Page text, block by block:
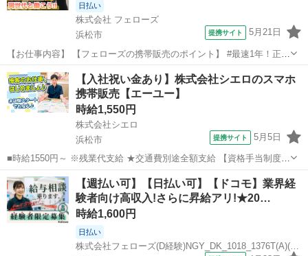
日払い
株式会社 フェローズ
浜松市
提携サイト 5月21日
【お仕事内容】 【フェローズの携帯販売のポイント】 #最速1年！正社
員登用の実績多数 #年間50人以上！大企業への直接雇用 ☆－－－－★
－－－－☆－－－－★－－－－☆ ◎昇給・キャリアアップ実例 ・入社
1年目(25歳)：ス...
静岡 浜松市 携帯ショップ
【入社祝い金あり】株式会社シエロのスマホ
携帯販売【エーユー】
時給1,550円
株式会社シエロ
浜松市
提携サイト 5月5日
■時給1550円～ ※残業代支給 ★交通費別途全額支給 【資格手当制度】
au資格取得で5200～11400円/月支給 家電アドバイザー資格をお持ちの
方はグレードに合わせて2500～5000円/月支給 ※入社後獲得も対象
...
静岡 浜松市 携帯ショップ
【週払い可】【日払い可】【ドコモ】業界経
験者向け高収入!さらに昇給アリ!★20…
時給1,600円
日払い
株式会社フェローズ(D経験)NGY_DK_1018_1376T(A)(NGY)